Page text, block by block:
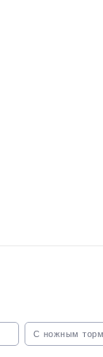
С ножным